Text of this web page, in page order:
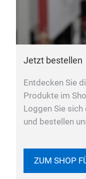
Jetzt bestellen
Entdecken Sie
Produkte im
Loggen Sie
und bestellen
ZUM SHOP